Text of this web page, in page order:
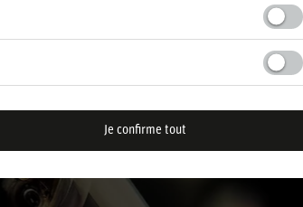
Je confirme tout